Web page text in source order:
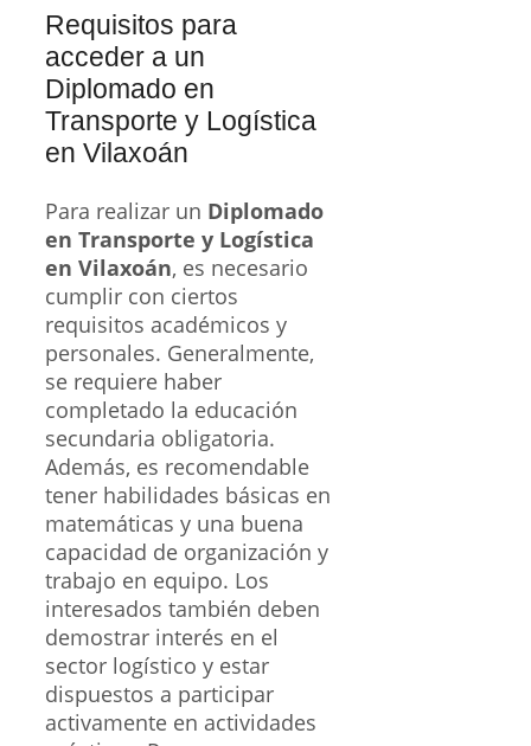
Requisitos para
acceder a un
Diplomado en
Transporte y Logística
en Vilaxoán
Para realizar un Diplomado
en Transporte y Logística
en Vilaxoán, es necesario
cumplir con ciertos
requisitos académicos y
personales. Generalmente,
se requiere haber
completado la educación
secundaria obligatoria.
Además, es recomendable
tener habilidades básicas en
matemáticas y una buena
capacidad de organización y
trabajo en equipo. Los
interesados también deben
demostrar interés en el
sector logístico y estar
dispuestos a participar
activamente en actividades